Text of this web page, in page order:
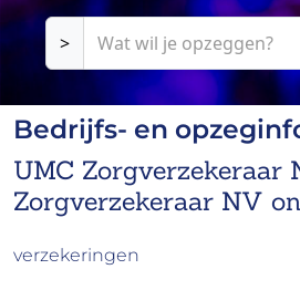
>
Bedrijfs- en
UMC Zorgverzekeraar
Zorgverzekeraar NV
verzekeringen